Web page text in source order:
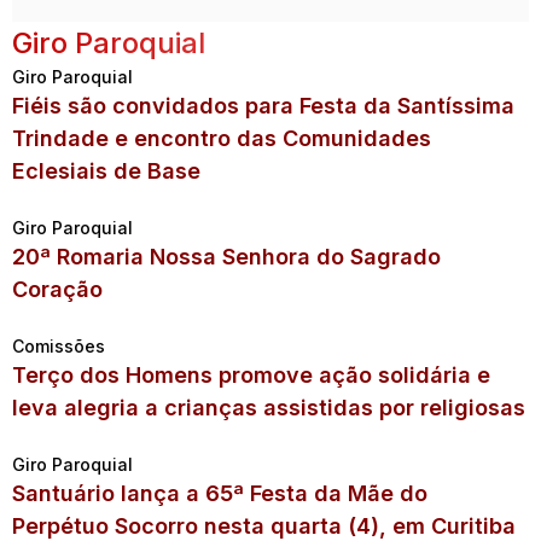
Giro Paroquial
Giro Paroquial
Fiéis são convidados para Festa da Santíssima
Trindade e encontro das Comunidades
Eclesiais de Base
Giro Paroquial
20ª Romaria Nossa Senhora do Sagrado
Coração
Comissões
Terço dos Homens promove ação solidária e
leva alegria a crianças assistidas por religiosas
Giro Paroquial
Santuário lança a 65ª Festa da Mãe do
Perpétuo Socorro nesta quarta (4), em Curitiba